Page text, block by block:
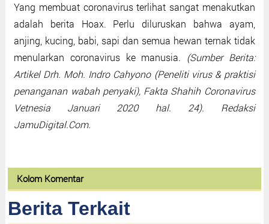
Yang membuat coronavirus terlihat sangat menakutkan
adalah berita Hoax. Perlu diluruskan bahwa ayam,
anjing, kucing, babi, sapi dan semua hewan ternak tidak
menularkan coronavirus ke manusia. (Sumber Berita:
Artikel Drh. Moh. Indro Cahyono (Peneliti virus & praktisi
penanganan wabah penyaki), Fakta Shahih Coronavirus
Vetnesia Januari 2020 hal. 24). Redaksi
JamuDigital.Com.
Kolom Komentar
Berita Terkait